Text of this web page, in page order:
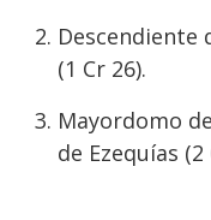
Descendiente
(1 Cr 26).
Mayordomo
de Ezequías (2